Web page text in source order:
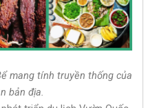
mang tính truyền thống của
bản địa.